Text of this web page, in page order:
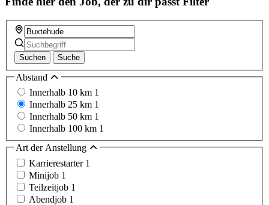
Suchen Suche
Abstand
Innerhalb 10 km 1
Innerhalb 25 km 1
Innerhalb 50 km 1
Innerhalb 100 km 1
Art der Anstellung
Karrierestarter 1
Minijob 1
Teilzeitjob 1
Abendjob 1